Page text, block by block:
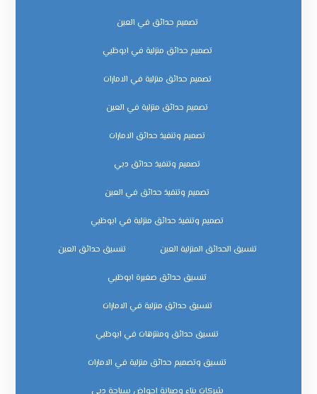
تصميم حدائق في العين
تصميم حدائق منزلية في ابوظبي
تصميم حدائق منزلية في الامارات
تصميم حدائق منزلية في العين
تصميم وتنفيذ حدائق الامارات
تصميم وتنفيذ حدائق دبي
تصميم وتنفيذ حدائق في العين
تصميم وتنفيذ حدائق منزلية في ابوظبي
تنسيق الحدائق المنزلية العين تنسيق حدائق العين
تنسيق حدائق صغيرة ابوظبي
تنسيق حدائق منزلية في الامارات
تنسيق حدائق ومنتزهات في ابوظبي
تنسيق وتصميم حدائق منزلية في الامارات